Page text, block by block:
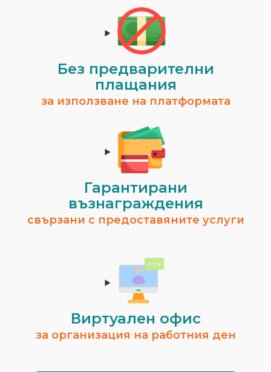
Без предварителни
плащания
за използване на платформата
Гарантирани
възнаграждения
свързани с предоставяните услуги
Виртуален офис
за организация на работния ден